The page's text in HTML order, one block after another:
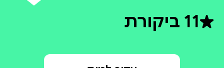
1דירוג ממוצע 1 מתוך 5
1 ביקורת